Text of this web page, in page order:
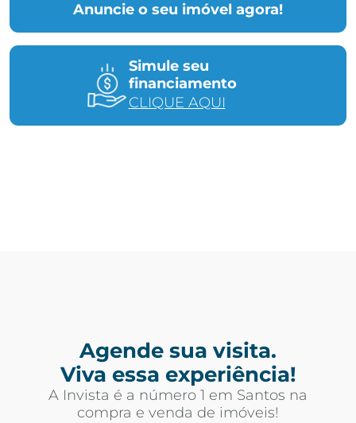
Anuncie o seu imóvel agora!
Simule seu
financiamento
CLIQUE AQUI
Agende sua visita.
Viva essa experiência!
A Invista é a número 1 em Santos na
compra e venda de imóveis!